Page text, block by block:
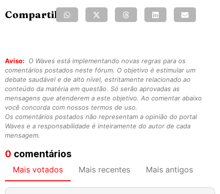
Compartilhe:
Aviso:
O Waves está implementando novas regras para os
comentários postados neste fórum. O objetivo é estimular um
debate saudável e de alto nível, estritamente relacionado ao
conteúdo da matéria em questão. Só serão aprovadas as
mensagens que atenderem a este objetivo. Ao comentar abaixo
você concorda com nossos termos de uso.
Os comentários postados não representam a opinião do portal
Waves e a responsabilidade é inteiramente do autor de cada
mensagem.
0 comentários
Mais votados Mais recentes Mais antigos